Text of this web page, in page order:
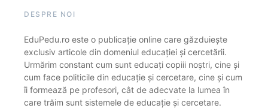
DESPRE NOI
EduPedu.ro este o publicație online care găzduiește
exclusiv articole din domeniul educației și cercetării.
Urmărim constant cum sunt educați copiii noștri, cine și
cum face politicile din educație și cercetare, cine și cum
îi formează pe profesori, cât de adecvate la lumea în
care trăim sunt sistemele de educație și cercetare.